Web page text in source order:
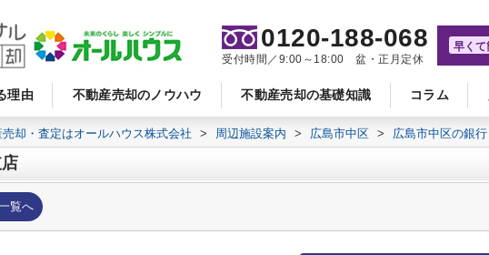
理由 不動産売却のノウハウ 不動産売却の基礎知識 コラム
0120-188-068
受付時間／9:00～18:00 盆・正月定休
早くて
却・査定はオールハウス株式会社 > 周辺施設案内 > 広島市中区 > 広島市中区の銀行
覧へ